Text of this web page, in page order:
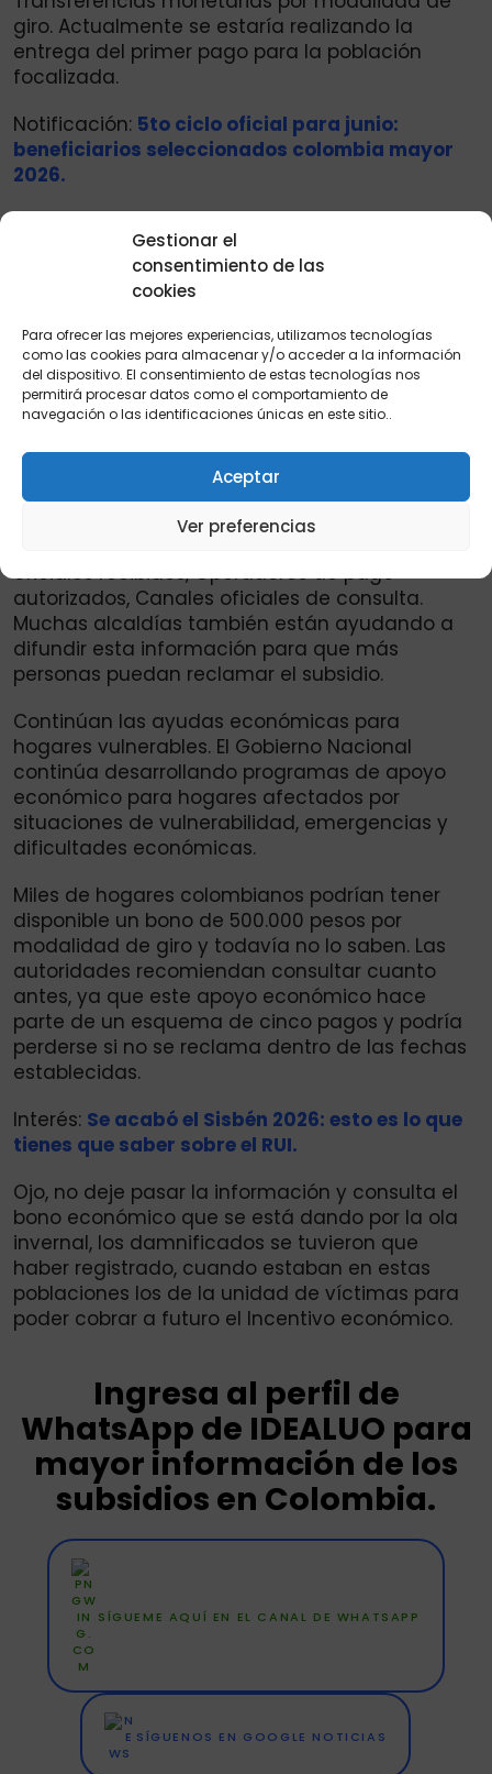
Gestionar el
consentimiento de las
cookies
Para ofrecer las mejores experiencias, utilizamos tecnologías
como las cookies para almacenar y/o acceder a la información
del dispositivo. El consentimiento de estas tecnologías nos
permitirá procesar datos como el comportamiento de
navegación o las identificaciones únicas en este sitio..
Aceptar
Ver preferencias
giro. Actualmente se estaría realizando la
entrega del primer pago para la población
focalizada.
Notificación: 5to ciclo oficial para junio:
beneficiarios seleccionados colombia mayor
2026.
transferencias monetarias continúan
realizándose mediante modalidad de giro a
través de operadores autorizados. Para
reclamar el incentivo económico, los
beneficiarios deben: Presentar su documento
de identidad original, Verificar previamente si
tienen giro disponible, Acudir al punto
autorizado correspondiente.
Cómo verificar si tiene el bono disponible. Las
familias interesadas puedenconsultarel
estado del incentivo económico mediante:
oficiales recibidos, Operadores de pago
autorizados, Canales oficiales de consulta.
Muchas alcaldías también están ayudando a
difundir esta información para que más
personas puedan reclamar el subsidio.
Continúan las ayudas económicas para
hogares vulnerables. El Gobierno Nacional
continúa desarrollando programas de apoyo
económico para hogares afectados por
situaciones de vulnerabilidad, emergencias y
dificultades económicas.
Miles de hogares colombianos podrían tener
disponible un bono de 500.000 pesos por
modalidad de giro y todavía no lo saben. Las
autoridades recomiendan consultar cuanto
antes, ya que este apoyo económico hace
parte de un esquema de cinco pagos y podría
perderse si no se reclama dentro de las fechas
establecidas.
Interés: Se acabó el Sisbén 2026: esto es lo que
tienes que saber sobre el RUI.
Ojo, no deje pasar la información y consulta el
bono económico que se está dando por la ola
invernal, los damnificados se tuvieron que
haber registrado, cuando estaban en estas
poblaciones los de la unidad de víctimas para
poder cobrar a futuro el Incentivo económico.
Ingresa al perfil de
WhatsApp de IDEALUO para
mayor información de los
subsidios en Colombia.
SÍGUEME AQUÍ EN EL CANAL DE WHATSAPP
SÍGUENOS EN GOOGLE NOTICIAS